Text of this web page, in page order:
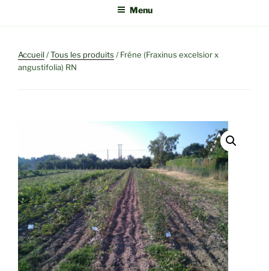
Menu
Accueil/Tous les produits / Frêne (Fraxinus excelsior x
angustifolia) RN